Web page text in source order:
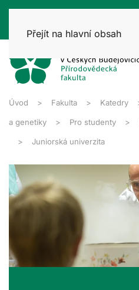
Přejít na hlavní obsah
Úvod Fakulta Katedry
a genetiky Pro studenty
Juniorská univerzita